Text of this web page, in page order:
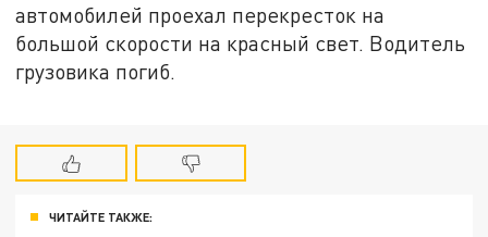
автомобилей проехал перекресток на
большой скорости на красный свет. Водитель
грузовика погиб.
ЧИТАЙТЕ ТАКЖЕ: